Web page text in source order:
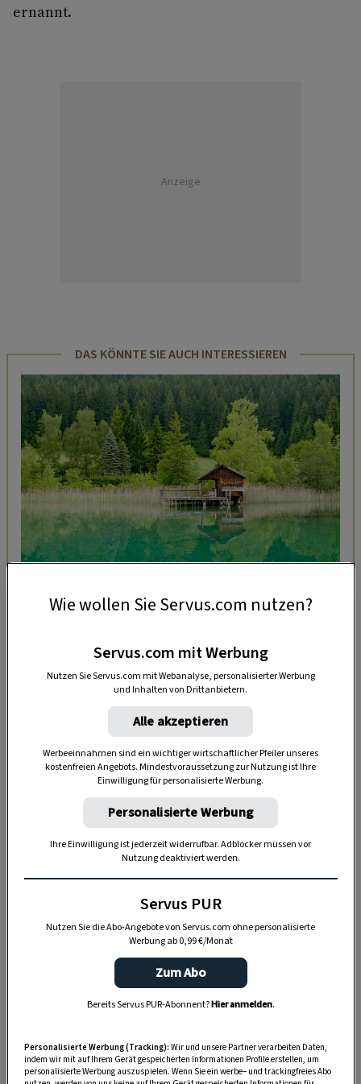
ernannt.
Anzeige
DAS KÖNNTE SIE AUCH INTERESSIEREN
AUSFLÜGE
6 Tipps für den Weißensee
Sanfter Tourismus– wie etwa Langlaufen oder
Schneeschuhwandern – zählen ebenso zu einer
Einnahmequelle wie die Forstwirtschaft.
Immerhin wird dasLesachtaler Holznach wie
vor nach Italien exportiert und findet nicht
venezianischen Gondelbau
Verwendung.
„Servus Garten“ auf WhatsApp
Wie wollen Sie Servus.com nutzen?
Servus.com mit Werbung
Nutzen Sie Servus.com mit Webanalyse, personalisierter Werbung
und Inhalten von Drittanbietern.
Alle akzeptieren
Werbeeinnahmen sind ein wichtiger wirtschaftlicher Pfeiler unseres
kostenfreien Angebots. Mindestvoraussetzung zur Nutzung ist Ihre
Einwilligung für personalisierte Werbung.
Personalisierte Werbung
Ihre Einwilligung ist jederzeit widerrufbar. Adblocker müssen vor
Nutzung deaktiviert werden.
Servus PUR
Nutzen Sie die Abo-Angebote von Servus.com ohne personalisierte
Werbung ab 0,99 €/Monat
Zum Abo
Bereits Servus PUR-Abonnent?Hier anmelden.
Personalisierte Werbung (Tracking): Wir und unsere Partner verarbeiten Daten,
indem wir mit auf Ihrem Gerät gespeicherten Informationen Profile erstellen, um
personalisierte Werbung auszuspielen. Wenn Sie ein werbe– und trackingfreies Abo